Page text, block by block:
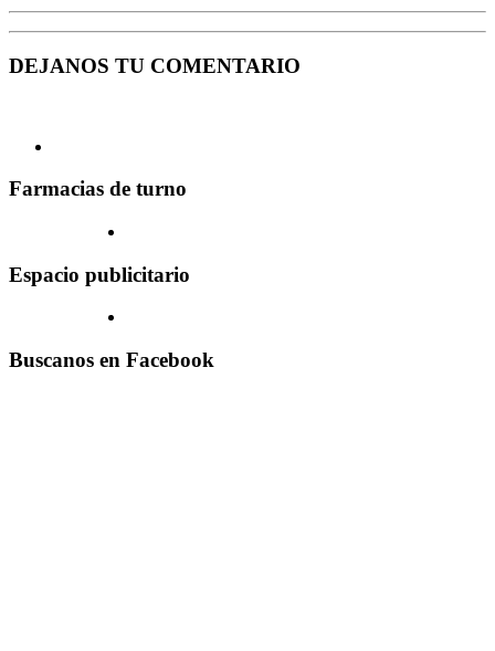
DEJANOS TU COMENTARIO
Farmacias de turno
Espacio publicitario
Buscanos en Facebook